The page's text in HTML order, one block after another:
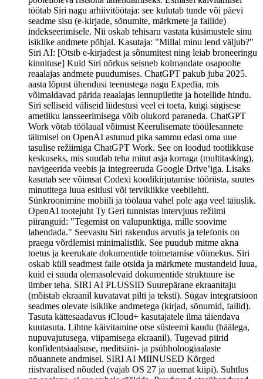
töötab Siri nagu arhiivitöötaja: see kulutab tunde või päevi
seadme sisu (e-kirjade, sõnumite, märkmete ja failide)
indekseerimisele. Nii oskab tehisaru vastata küsimustele sinu
isiklike andmete põhjal. Kasutaja: "Millal minu lend väljub?"
Siri AI: [Otsib e-kirjadest ja sõnumitest ning leiab broneeringu
kinnituse] Kuid Siri nõrkus seisneb kolmandate osapoolte
reaalajas andmete puudumises. ChatGPT pakub juba 2025.
aasta lõpust ühendusi teenustega nagu Expedia, mis
võimaldavad pärida reaalajas lennupiletite ja hotellide hindu.
Siri selliseid väliseid liidestusi veel ei toeta, kuigi sügisese
ametliku lansseerimisega võib olukord paraneda. ChatGPT
Work võtab töölaual võimust Keerulisemate tööülesannete
täitmisel on OpenAI astunud pika sammu edasi oma uue
tasulise režiimiga ChatGPT Work. See on loodud tootlikkuse
keskuseks, mis suudab teha mitut asja korraga (multitasking),
navigeerida veebis ja integreeruda Google Drive’iga. Lisaks
kasutab see võimsat Codexi koodikirjutamise tööriista, suutes
minutitega luua esitlusi või terviklikke veebilehti.
Sünkroonimine mobiili ja töölaua vahel pole aga veel täiuslik.
OpenAI tootejuht Ty Geri tunnistas intervjuus režiimi
piiranguid: "Tegemist on valupunktiga, mille soovime
lahendada." Seevastu Siri rakendus arvutis ja telefonis on
praegu võrdlemisi minimalistlik. See puudub mitme akna
toetus ja keerukate dokumentide toimetamise võimekus. Siri
oskab küll seadmest faile otsida ja märkmete mustandeid luua,
kuid ei suuda olemasolevaid dokumentide struktuure ise
ümber teha. SIRI AI PLUSSID Suurepärane ekraanitaju
(mõistab ekraanil kuvatavat pilti ja teksti). Sügav integratsioon
seadmes olevate isiklike andmetega (kirjad, sõnumid, failid).
Tasuta kättesaadavus iCloud+ kasutajatele ilma täiendava
kuutasuta. Lihtne käivitamine otse süsteemi kaudu (häälega,
nupuvajutusega, viipamisega ekraanil). Tugevad piirid
konfidentsiaalsuse, meditsiini- ja psühholoogiaalaste
nõuannete andmisel. SIRI AI MIINUSED Kõrged
riistvaralised nõuded (vajab OS 27 ja uuemat kiipi). Suhtlus